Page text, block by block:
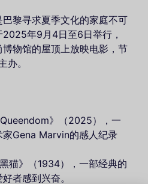
巴黎寻求夏季文化的家庭不可
年9月4日至6日举行，
物馆的屋顶上放映电影，节
办。
Queendom》（2025），一
Gena Marvin的感人纪录
黑猫》（1934），一部经典的
者感到兴奋。